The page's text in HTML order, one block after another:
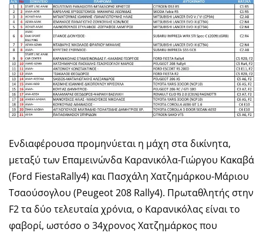
Ενδιαφέρουσα προμηνύεται η μάχη στα δικίνητα,
μεταξύ των Επαμεινώνδα Καρανικόλα-Γιώργου Κακαβά
(Ford FiestaRally4) και Πασχάλη Χατζημάρκου-Μάριου
Τσαούσογλου (Peugeot 208 Rally4). Πρωταθλητής στην
F2 τα δύο τελευταία χρόνια, ο Καρανικόλας είναι το
φαβορί, ωστόσο ο 34χρονος Χατζημάρκος που